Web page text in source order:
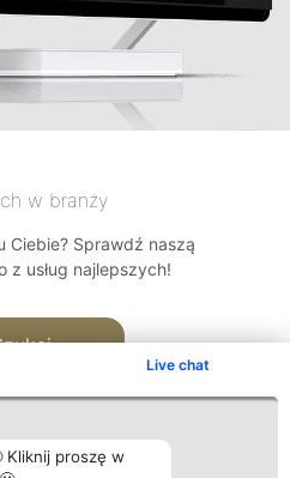
Live chat
Kliknij proszę w
w branży
Ciebie? Sprawdź naszą
z usług najlepszych!